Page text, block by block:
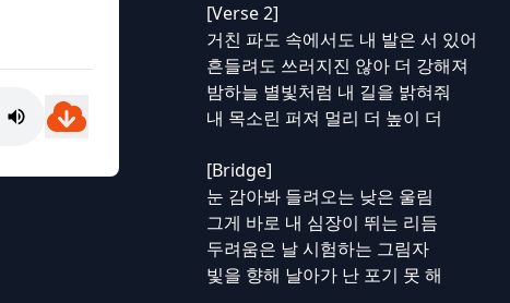
[Verse 2]
거친 파도 속에서도 내 발은 서 있어
흔들려도 쓰러지진 않아 더 강해져
밤하늘 별빛처럼 내 길을 밝혀줘
내 목소린 퍼져 멀리 더 높이 더
[Bridge]
눈 감아봐 들려오는 낮은 울림
그게 바로 내 심장이 뛰는 리듬
두려움은 날 시험하는 그림자
빛을 향해 날아가 난 포기 못 해